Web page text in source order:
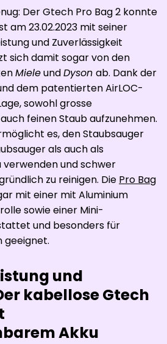
Der Gtech Pro Bag 2 konnte
am 23.02.2023 mit seiner
und Zuverlässigkeit
sich damit sogar von den
MieleundDyson ab. Dank der
dem patentierten AirLOC-
sowohl grosse
feinen Staub aufzunehmen.
es, den Staubsauger
als auch als
verwenden und schwer
zu reinigen. Die Pro Bag
mit einer mit Aluminium
sowie einer Mini-
und besonders für
geeignet.
und
kabellose Gtech
Akku